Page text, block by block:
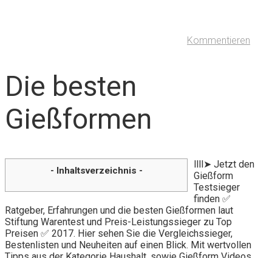
Kommentieren
Die besten
Gießformen
- Inhaltsverzeichnis -
llll➤ Jetzt den
Gießform
Testsieger
finden ✅
Ratgeber, Erfahrungen und die besten Gießformen laut
Stiftung Warentest und Preis-Leistungssieger zu Top
Preisen ✅ 2017. Hier sehen Sie die Vergleichssieger,
Bestenlisten und Neuheiten auf einen Blick. Mit wertvollen